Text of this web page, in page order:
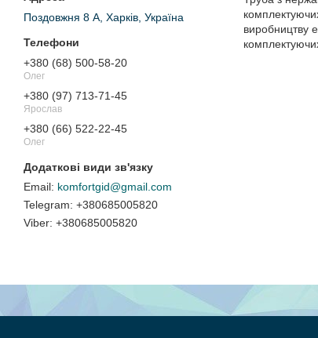
Поздовжня 8 А, Харків, Україна
+380 (68) 500-58-20
Олег
+380 (97) 713-71-45
Ярослав
+380 (66) 522-22-45
Олег
komfortgid@gmail.com
+380685005820
+380685005820
виробництву